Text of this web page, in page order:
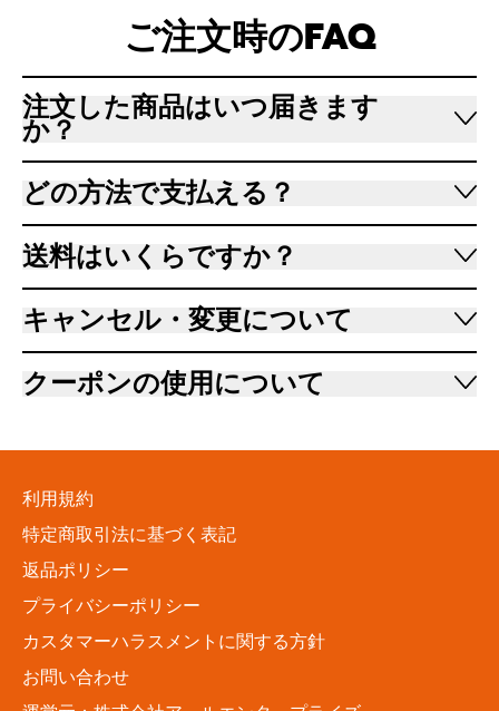
ご注文時のFAQ
注文した商品はいつ届きます
か？
どの方法で支払える？
送料はいくらですか？
キャンセル・変更について
クーポンの使用について
利用規約
特定商取引法に基づく表記
返品ポリシー
プライバシーポリシー
カスタマーハラスメントに関する方針
お問い合わせ